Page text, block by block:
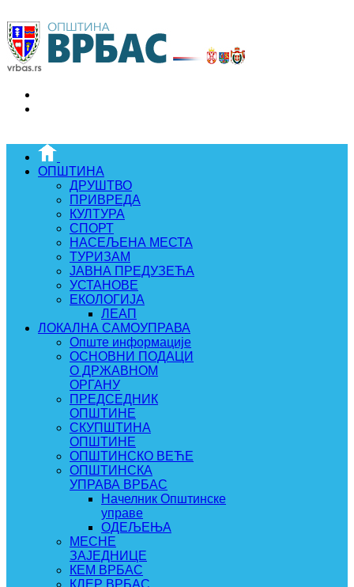
ОПШТИНА
ДРУШТВО
ПРИВРЕДА
КУЛТУРА
СПОРТ
НАСЕЉЕНА МЕСТА
ТУРИЗАМ
ЈАВНА ПРЕДУЗЕЋА
УСТАНОВЕ
ЕКОЛОГИЈА
ЛЕАП
ЛОКАЛНА САМОУПРАВА
Опште информације
ОСНОВНИ ПОДАЦИ
О ДРЖАВНОМ
ОРГАНУ
ПРЕДСЕДНИК
ОПШТИНЕ
СКУПШТИНА
ОПШТИНЕ
ОПШТИНСКО ВЕЋЕ
ОПШТИНСКА
УПРАВА ВРБАС
Начелник Општинске
управе
ОДЕЉЕЊА
МЕСНЕ
ЗАЈЕДНИЦЕ
КЕМ ВРБАС
КЛЕР ВРБАС